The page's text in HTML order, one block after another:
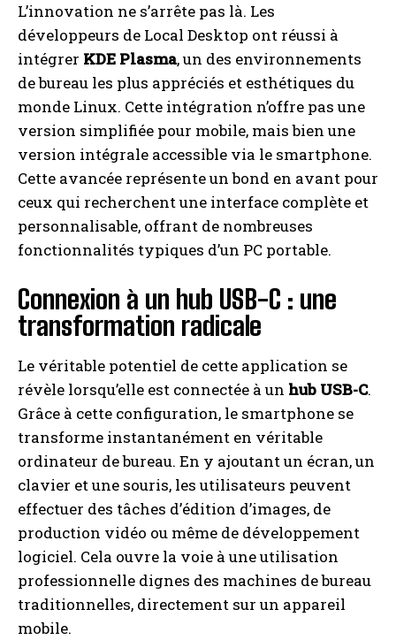
L’innovation ne s’arrête pas là. Les
développeurs de Local Desktop ont réussi à
intégrer KDE Plasma, un des environnements
de bureau les plus appréciés et esthétiques du
monde Linux. Cette intégration n’offre pas une
version simplifiée pour mobile, mais bien une
version intégrale accessible via le smartphone.
Cette avancée représente un bond en avant pour
ceux qui recherchent une interface complète et
personnalisable, offrant de nombreuses
fonctionnalités typiques d’un PC portable.
Connexion à un hub USB-C : une
transformation radicale
Le véritable potentiel de cette application se
révèle lorsqu’elle est connectée à un hub USB-C.
Grâce à cette configuration, le smartphone se
transforme instantanément en véritable
ordinateur de bureau. En y ajoutant un écran, un
clavier et une souris, les utilisateurs peuvent
effectuer des tâches d’édition d’images, de
production vidéo ou même de développement
logiciel. Cela ouvre la voie à une utilisation
professionnelle dignes des machines de bureau
traditionnelles, directement sur un appareil
mobile.